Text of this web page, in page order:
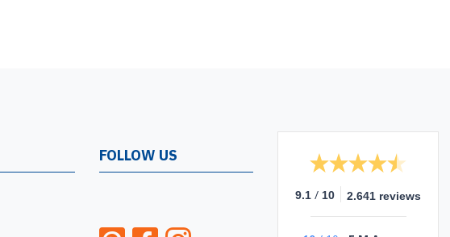
FOLLOW US
9.1 / 10 2.641 reviews